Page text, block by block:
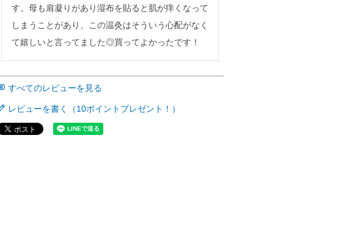
す。母も肩凝りがあり湿布を貼ると肌が痒くなって
しまうことがあり、この温灸はそういう心配がなく
て嬉しいと言ってました◎買ってよかったです！
すべてのレビューを見る
レビューを書く（10ポイントプレゼント！）